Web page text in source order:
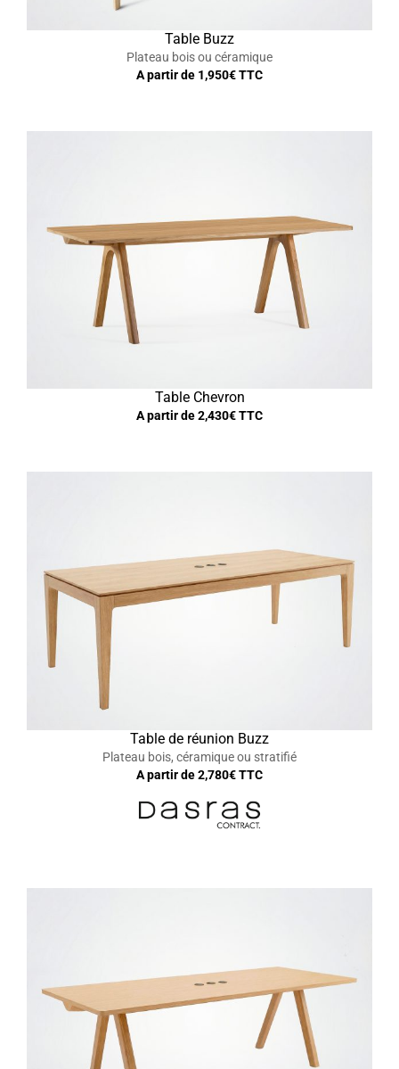
Table Buzz
Plateau bois ou céramique
A partir de 1,950€ TTC
Table Chevron
A partir de2,430€ TTC
Table de réunion Buzz
Plateau bois, céramique ou stratifié
A partir de2,780€ TTC